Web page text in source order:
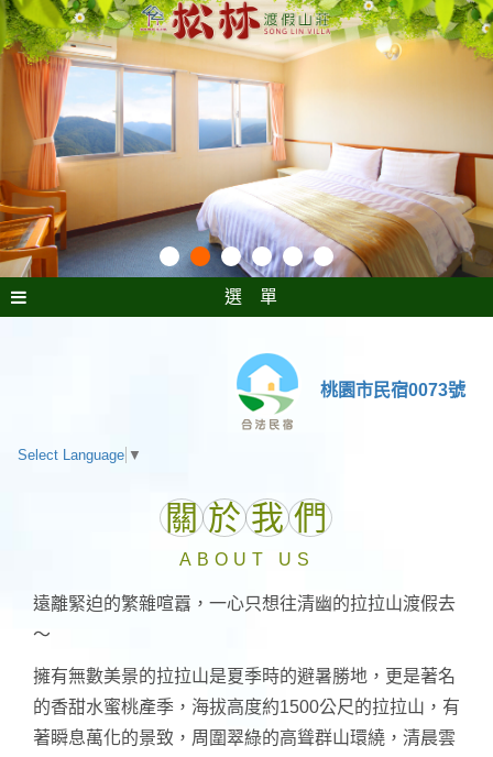
選 單
桃園市民宿0073號
Select Language ▼
關 於 我 們
ABOUT US
遠離緊迫的繁雜喧囂，一心只想往清幽的拉拉山渡假去
～
擁有無數美景的拉拉山是夏季時的避暑勝地，更是著名
的香甜水蜜桃產季，海拔高度約1500公尺的拉拉山，有
著瞬息萬化的景致，周圍翠綠的高聳群山環繞，清晨雲